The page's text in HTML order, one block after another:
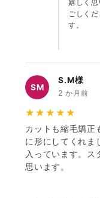
嬉しく
ごしく
す。
SM
S.M様
2 か月前
★★★★★
カットも縮毛矯正
に形にしてくれま
入っています。ス
思います。